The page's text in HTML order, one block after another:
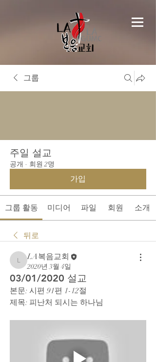
그룹
주일 설교
공개 · 회원 2명
가입
그룹 활동 미디어 파일 회원 소개
뒤로
LA복음교회
LA복음교회
2020년 3월 4일
03/01/2020 설교
본문: 시편 91편 1-12절
제목: 피난처 되시는 하나님